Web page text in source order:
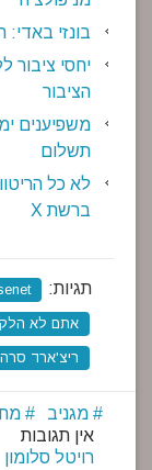
בונזי
יחסי ציבור
הציבור
משפיענים
תשלום
לא כל
ברשת X
תגיות:
אתם לא
ריצ'ארד סרה
מגניב
אין תגובות
רויטל סלומון